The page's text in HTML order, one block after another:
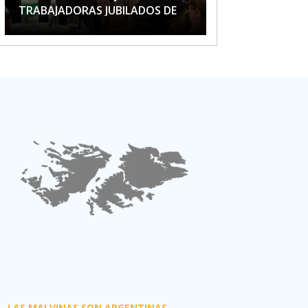
TRABAJADORAS JUBILADOS DE
APTA